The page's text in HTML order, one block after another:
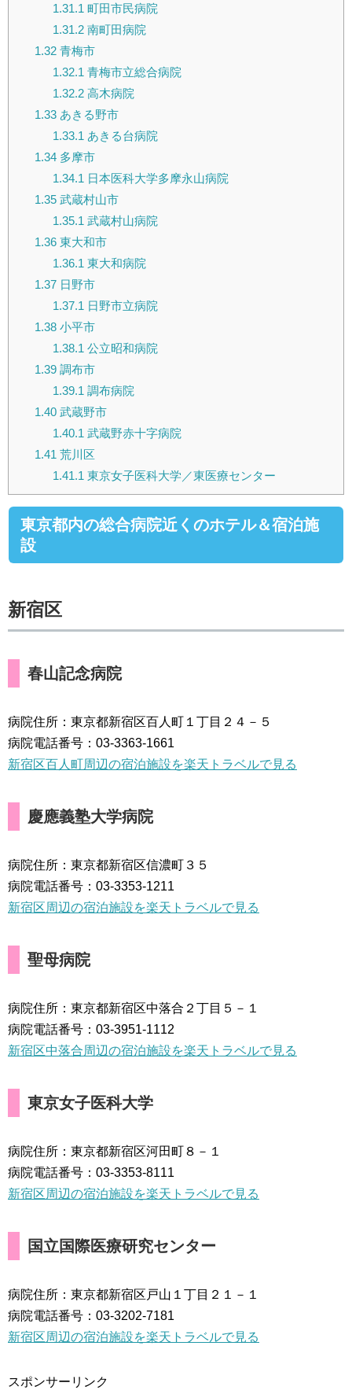
1.31.1 町田市民病院
1.31.2南町田病院
1.32青梅市
1.32.1 青梅市立総合病院
1.32.2高木病院
1.33あきる野市
1.33.1 あきる台病院
1.34多摩市
1.34.1 日本医科大学多摩永山病院
1.35武蔵村山市
1.35.1 武蔵村山病院
1.36東大和市
1.36.1 東大和病院
1.37日野市
1.37.1 日野市立病院
1.38小平市
1.38.1 公立昭和病院
1.39調布市
1.39.1 調布病院
1.40武蔵野市
1.40.1 武蔵野赤十字病院
1.41 荒川区
1.41.1 東京女子医科大学／東医療センター
東京都内の総合病院近くのホテル＆宿泊施
設
新宿区
春山記念病院
病院住所：東京都新宿区百人町１丁目２４－５
病院電話番号：03-3363-1661
新宿区百人町周辺の宿泊施設を楽天トラベルで見る
慶應義塾大学病院
病院住所：東京都新宿区信濃町３５
病院電話番号：03-3353-1211
新宿区周辺の宿泊施設を楽天トラベルで見る
聖母病院
病院住所：東京都新宿区中落合２丁目５－１
病院電話番号：03-3951-1112
新宿区中落合周辺の宿泊施設を楽天トラベルで見る
東京女子医科大学
病院住所：東京都新宿区河田町８－１
病院電話番号：03-3353-8111
新宿区周辺の宿泊施設を楽天トラベルで見る
国立国際医療研究センター
病院住所：東京都新宿区戸山１丁目２１－１
病院電話番号：03-3202-7181
新宿区周辺の宿泊施設を楽天トラベルで見る
スポンサーリンク